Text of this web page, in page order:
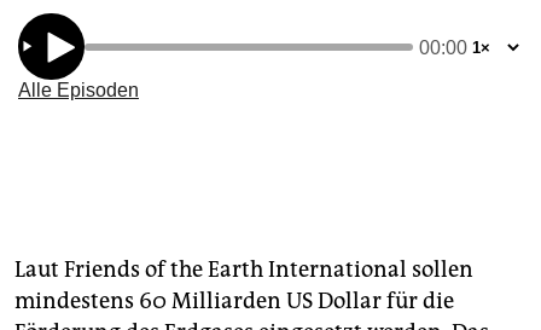
Laut Friends of the Earth International sollen
mindestens 60 Milliarden US Dollar für die